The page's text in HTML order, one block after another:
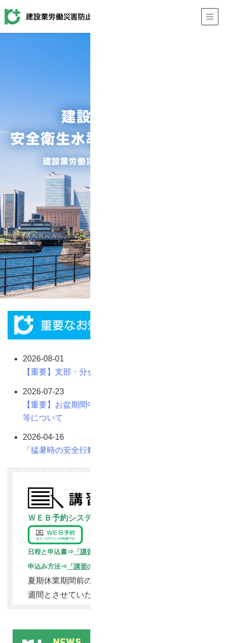
2026-08-01
【重要】支部・分会の夏期休業期間について
2026-07-23
【重要】お盆期間中における図書・用品受注発送体制
等について
2026-04-16
「猛暑時の安全行動強化期間」について
ＷＥＢ予約システムにて受付
日程と申込書⇒ 「講習日程・申込書」
申込み方法⇒ 「講習の申込み・受講について」
夏期休業期間前の講習は、修了証発行を通常２
週間とさせていただいておりますが、
が予想されます。